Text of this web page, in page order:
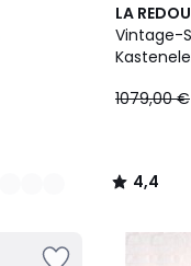
LA
Vintage-
1079,00 €
4,4
/ 5
4,4
/